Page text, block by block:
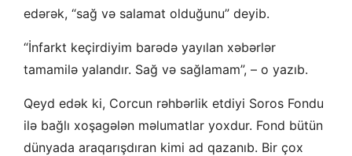
edərək, “sağ və salamat olduğunu” deyib.
“İnfarkt keçirdiyim barədə yayılan xəbərlər
tamamilə yalandır. Sağ və sağlamam”, – o yazıb.
Qeyd edək ki, Corcun rəhbərlik etdiyi Soros Fondu
ilə bağlı xoşagələn məlumatlar yoxdur. Fond bütün
dünyada araqarışdıran kimi ad qazanıb. Bir çox